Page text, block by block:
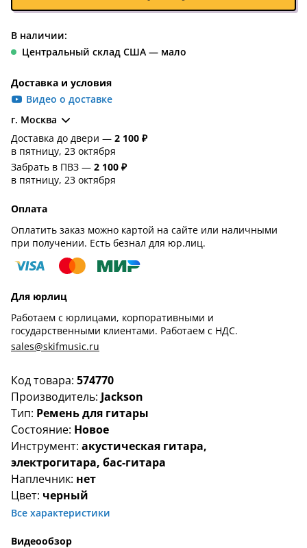
Код товара: 574770
Производитель: Jackson
Тип: Ремень для гитары
Состояние: Новое
Инструмент: акустическая гитара,
электрогитара, бас-гитара
Наплечник: нет
Цвет: черный
Все характеристики
Видеообзор
В наличии:
Центральный склад США — мало
Доставка и условия
Видео о доставке
г. Москва
Доставка до двери — 2 100 ₽
в пятницу, 23 октября
Забрать в ПВЗ — 2 100 ₽
в пятницу, 23 октября
Оплата
Оплатить заказ можно картой на сайте или наличными
при получении. Есть безнал для юр.лиц.
Для юрлиц
Работаем с юрлицами, корпоративными и
государственными клиентами. Работаем с НДС.
sales@skifmusic.ru